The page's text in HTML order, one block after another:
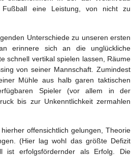
Fußball eine Leistung, von nicht zu
Unterschiede zu unseren ersten
erinnere sich an die unglückliche
schnell vertikal spielen lassen, Räume
von seiner Mannschaft. Zumindest
Mühle aus halb garen taktischen
Spieler (vor allem in der
bis zur Unkenntlichkeit zermahlen
offensichtlich gelungen, Theorie
(Hier lag wohl das größte Defizit
ist erfolgsfördernder als Erfolg. Die